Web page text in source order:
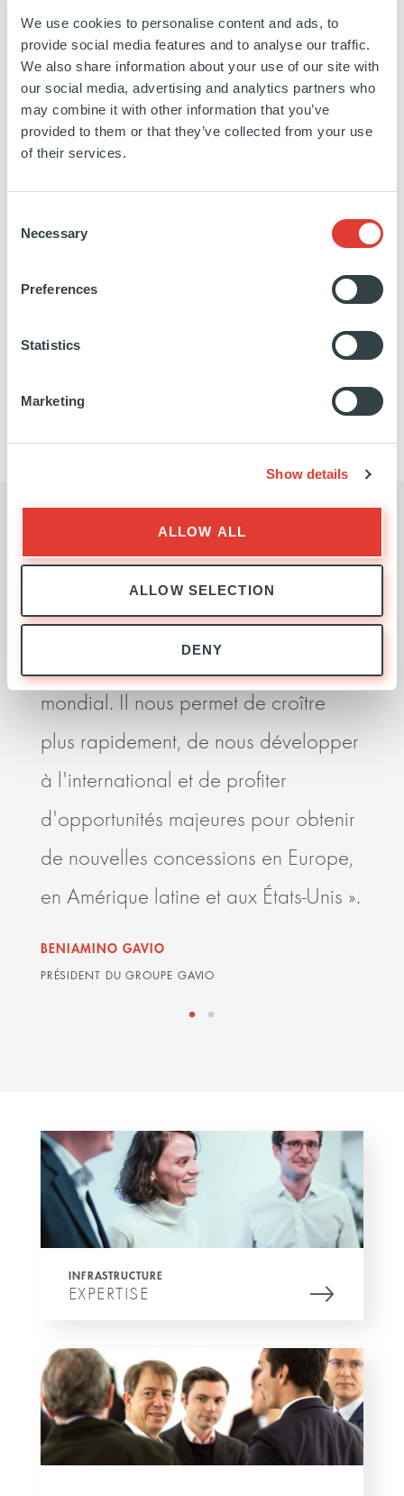
We use cookies to personalise content and ads, to
provide social media features and to analyse our traffic.
We also share information about your use of our site with
our social media, advertising and analytics partners who
may combine it with other information that you’ve
provided to them or that they’ve collected from your use
of their services.
Selection
Necessary
Preferences
Statistics
Marketing
Show details
ALLOW ALL
ALLOW SELECTION
DENY
ÉTATS-UNIS
01 JUIN 2019
Energie
Le Hill Top Energy Center est un projet de cycle
combiné alimenté au gaz naturel en cours de
construction à Green Country, en Pennsylvanie.
Lorsque la construction sera terminée, au milieu de
sa capacité et son énergie à l'organisation
Jersey-Maryland (PJM).
https://www.hilltopenergy.com/
https://www.linkedin.com/company/hilltop-
inc
« Notre partenariat avec Ardian est
essentiel si nous voulons devenir un
acteur plus compétitif au niveau
mondial. Il nous permet de croître
plus rapidement, de nous développer
à l'international et de profiter
d'opportunités majeures pour obtenir
de nouvelles concessions en Europe,
en Amérique latine et aux États-Unis ».
BENIAMINO GAVIO
PRÉSIDENT DU GROUPE GAVIO
INFRASTRUCTURE
EXPERTISE